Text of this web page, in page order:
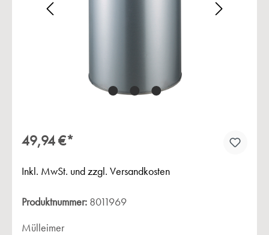
Bildergalerie überspringen
49,94 €*
Inkl. MwSt. und zzgl. Versandkosten
Produktnummer: 8011969
Mülleimer